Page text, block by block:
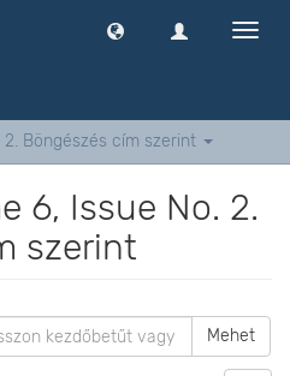
Böngészés cím szerint
6, Issue No. 2.
szerint
Mehet